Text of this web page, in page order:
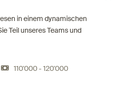
in einem dynamischen
Teil unseres Teams und
110'000 - 120'000